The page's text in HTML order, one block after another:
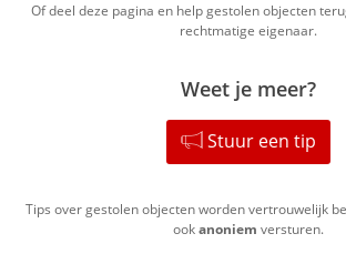
Of deel deze pagina en help gestolen objecten
rechtmatige eigenaar.
Weet je meer?
Stuur een tip
Tips over gestolen objecten worden vertrouwelijk
ookanoniem versturen.